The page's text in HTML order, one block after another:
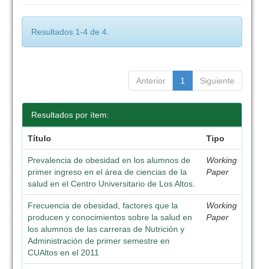
Resultados 1-4 de 4.
Anterior 1 Siguiente
Resultados por ítem:
Título Tipo
Prevalencia de obesidad en los alumnos de
primer ingreso en el área de ciencias de la
salud en el Centro Universitario de Los Altos.
Working
Paper
Frecuencia de obesidad, factores que la
producen y conocimientos sobre la salud en
los alumnos de las carreras de Nutrición y
Administración de primer semestre en
CUAltos en el 2011
Working
Paper